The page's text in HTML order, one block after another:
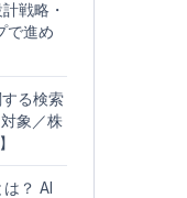
戦略・
で進め
る検索
象／株
？ AI